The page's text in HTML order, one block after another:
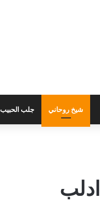
شيخ روحاني جلب الحبيب